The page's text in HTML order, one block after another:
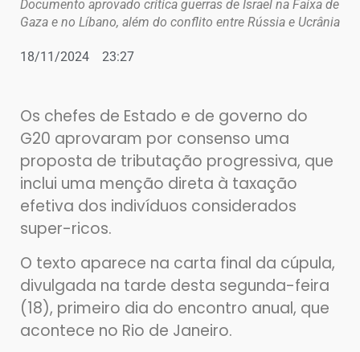
Documento aprovado critica guerras de Israel na Faixa de
Gaza e no Líbano, além do conflito entre Rússia e Ucrânia
18/11/2024 23:27
Os chefes de Estado e de governo do
G20 aprovaram por consenso uma
proposta de tributação progressiva, que
inclui uma menção direta à taxação
efetiva dos indivíduos considerados
super-ricos.
O texto aparece na carta final da cúpula,
divulgada na tarde desta segunda-feira
(18), primeiro dia do encontro anual, que
acontece no Rio de Janeiro.